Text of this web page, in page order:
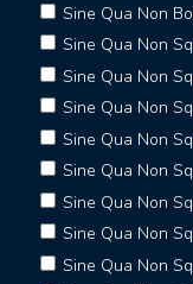
Sine Qua Non
Sine Qua Non
Sine Qua Non
Sine Qua Non
Sine Qua Non
Sine Qua Non
Sine Qua Non
Sine Qua Non
Sine Qua Non